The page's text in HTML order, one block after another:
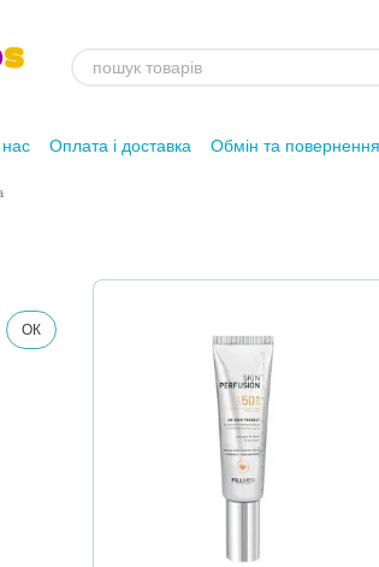
Оплата і доставка Обмін та повернення
ОК